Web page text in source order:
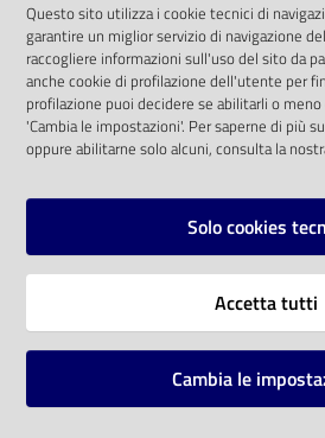
Eventi
Chiedi al
bibliotecario
solo alle condizioni previste dalla
comunitaria 2003/98/CE e dal
SOCIAL
Instagram
Vai alla pagina
Mappa del sito
Questo sito utilizza i cookie tecnici di
garantire un miglior servizio di navigazione
raccogliere informazioni sull'uso del sito da
anche cookie di profilazione dell'utente per
profilazione puoi decidere se abilitarli o
'Cambia le impostazioni'. Per saperne di più
oppure abilitarne solo alcuni, consulta la
Solo cookies
Accetta tutti
Cambia le